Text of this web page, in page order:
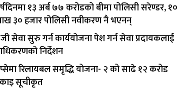
१३ अर्ब ७७ करोडको बीमा पोलिसी सरेण्डर, १०
३० हजार पोलिसी नवीकरण नै भएनन्
सेवा सुरु गर्न कार्ययोजना पेश गर्न सेवा प्रदायकलाई
निर्देशन
रिलायबल समृद्धि योजना- २ को साढे १२ करोड
सूचीकृत